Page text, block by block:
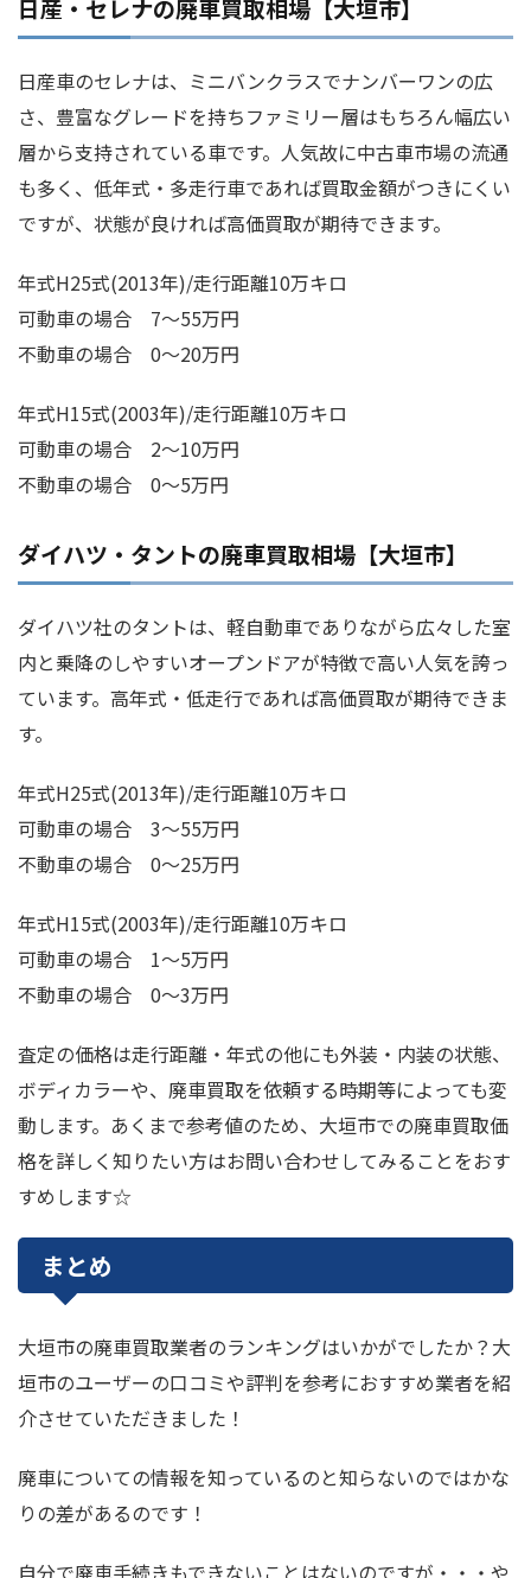
日産・セレナの廃車買取相場【大垣市】
日産車のセレナは、ミニバンクラスでナンバーワンの広
さ、豊富なグレードを持ちファミリー層はもちろん幅広い
層から支持されている車です。人気故に中古車市場の流通
も多く、低年式・多走行車であれば買取金額がつきにくい
ですが、状態が良ければ高価買取が期待できます。
年式H25式(2013年)/走行距離10万キロ
可動車の場合 7～55万円
不動車の場合 0～20万円
年式H15式(2003年)/走行距離10万キロ
可動車の場合 2～10万円
不動車の場合 0～5万円
ダイハツ・タントの廃車買取相場【大垣市】
ダイハツ社のタントは、軽自動車でありながら広々した室
内と乗降のしやすいオープンドアが特徴で高い人気を誇っ
ています。高年式・低走行であれば高価買取が期待できま
す。
年式H25式(2013年)/走行距離10万キロ
可動車の場合 3～55万円
不動車の場合 0～25万円
年式H15式(2003年)/走行距離10万キロ
可動車の場合 1～5万円
不動車の場合 0～3万円
査定の価格は走行距離・年式の他にも外装・内装の状態、
ボディカラーや、廃車買取を依頼する時期等によっても変
動します。あくまで参考値のため、大垣市での廃車買取価
格を詳しく知りたい方はお問い合わせしてみることをおす
すめします☆
まとめ
大垣市の廃車買取業者のランキングはいかがでしたか？大
垣市のユーザーの口コミや評判を参考におすすめ業者を紹
介させていただきました！
廃車についての情報を知っているのと知らないのではかな
りの差があるのです！
自分で廃車手続きもできないことはないのですが・・・や